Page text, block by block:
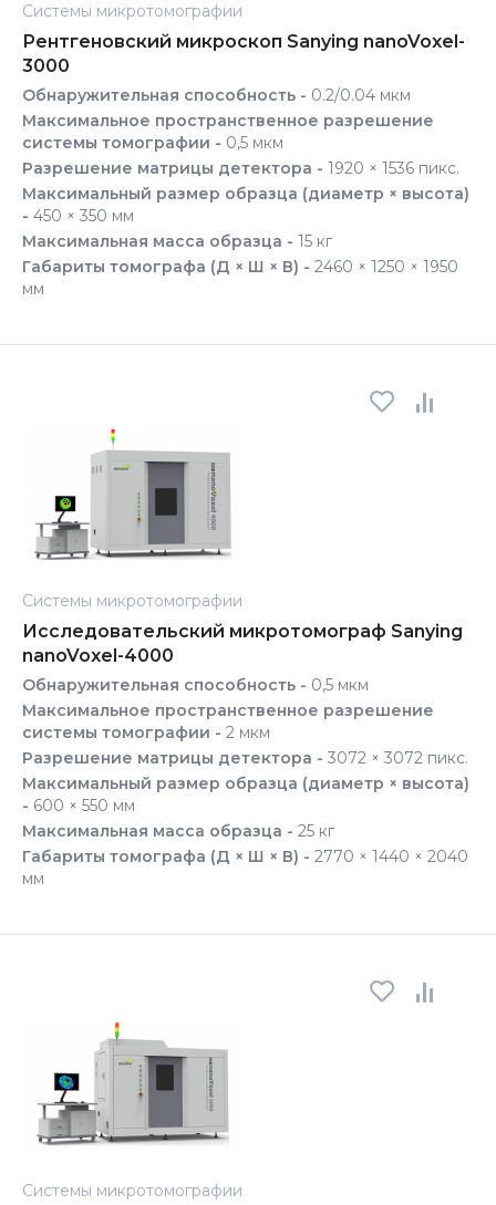
Системы микротомографии
Рентгеновский микроскоп Sanying nanoVoxel-
3000
Обнаружительная способность - 0.2/0.04 мкм
Максимальное пространственное разрешение
системы томографии - 0,5 мкм
Разрешение матрицы детектора - 1920 × 1536 пикс.
Максимальный размер образца (диаметр × высота)
- 450 × 350 мм
Максимальная масса образца - 15 кг
Габариты томографа (Д × Ш × В) - 2460 × 1250 × 1950
мм
Системы микротомографии
Исследовательский микротомограф Sanying
nanoVoxel-4000
Обнаружительная способность - 0,5 мкм
Максимальное пространственное разрешение
системы томографии - 2 мкм
Разрешение матрицы детектора - 3072 × 3072 пикс.
Максимальный размер образца (диаметр × высота)
- 600 × 550 мм
Максимальная масса образца - 25 кг
Габариты томографа (Д × Ш × В) - 2770 × 1440 × 2040
мм
Системы микротомографии